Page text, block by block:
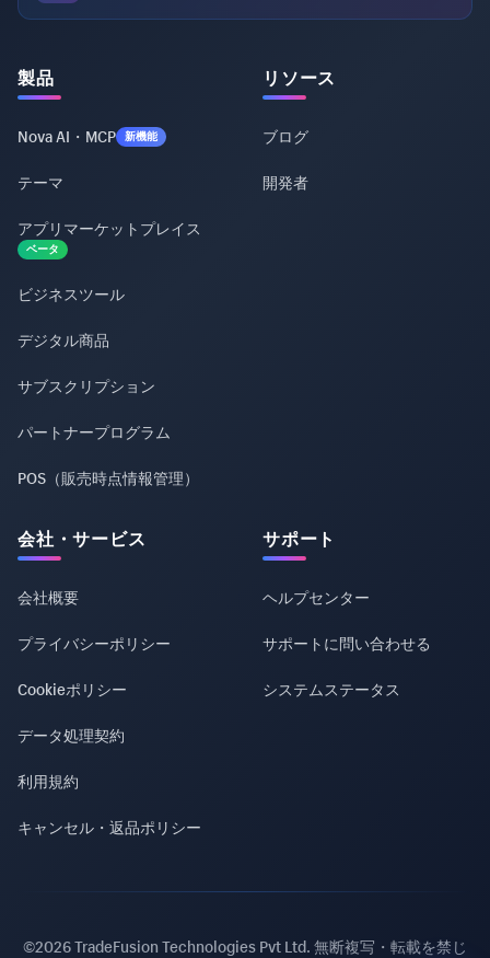
製品
Nova AI・MCP 新機能
テーマ
アプリマーケットプレイス
ベータ
ビジネスツール
デジタル商品
サブスクリプション
パートナープログラム
POS（販売時点情報管理）
リソース
ブログ
開発者
会社・サービス
会社概要
プライバシーポリシー
Cookieポリシー
データ処理契約
利用規約
キャンセル・返品ポリシー
サポート
ヘルプセンター
サポートに問い合わせる
システムステータス
©2026 TradeFusion Technologies Pvt Ltd. 無断複写・転載を禁じ